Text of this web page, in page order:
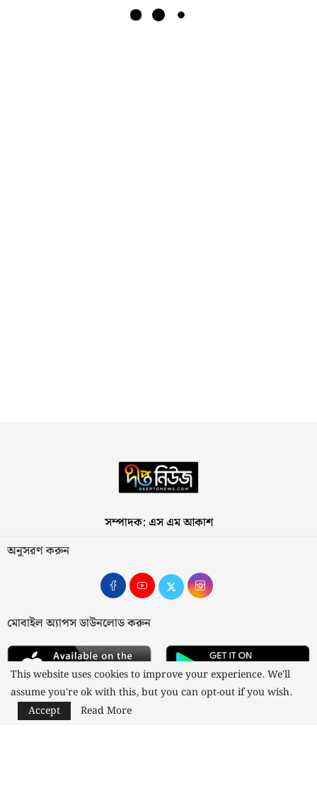
সম্পাদক: এস এম আকাশ
অনুসরণ করুন
মোবাইল অ্যাপস ডাউনলোড করুন
This website uses cookies to improve your experience. We'll
assume you're ok with this, but you can opt-out if you wish.
Accept
Read More